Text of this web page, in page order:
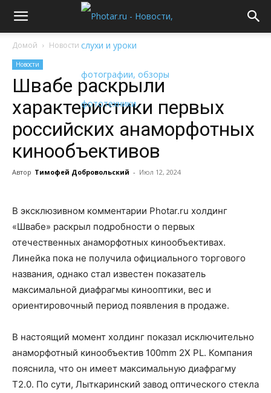
Домой Новости
Новости
Швабе раскрыли
характеристики первых
российских анаморфотных
кинообъективов
Автор Тимофей Добровольский - Июл 12, 2024
В эксклюзивном комментарии Photar.ru холдинг
«Швабе» раскрыл подробности о первых
отечественных анаморфотных кинообъективах.
Линейка пока не получила официального торгового
названия, однако стал известен показатель
максимальной диафрагмы кинооптики, вес и
ориентировочный период появления в продаже.
В настоящий момент холдинг показал исключительно
анаморфотный кинообъектив 100mm 2Х PL. Компания
пояснила, что он имеет максимальную диафрагму
T2.0. По сути, Лыткаринский завод оптического стекла